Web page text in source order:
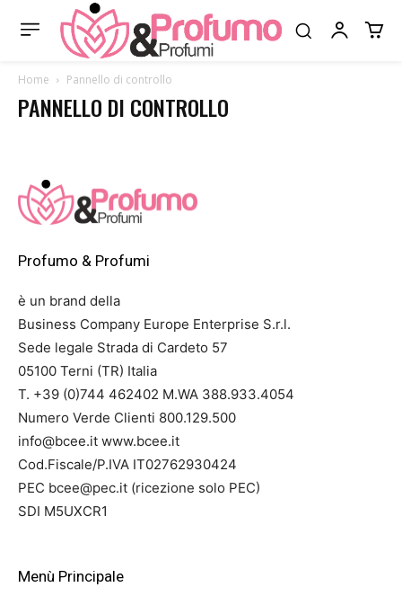
Home Pannello di controllo
PANNELLO DI CONTROLLO
Profumo & Profumi
è un brand della
Business Company Europe Enterprise S.r.l.
Sede legale Strada di Cardeto 57
05100 Terni (TR) Italia
T. +39 (0)744 462402 M.WA 388.933.4054
Numero Verde Clienti 800.129.500
info@bcee.it www.bcee.it
Cod.Fiscale/P.IVA IT02762930424
PEC bcee@pec.it (ricezione solo PEC)
SDI M5UXCR1
Menù Principale